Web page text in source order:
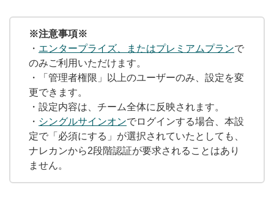
無料トライアル
ログイン
※注意事項※
・ エンタープライズ、またはプレミアムプランで
のみご利用いただけます。
・「管理者権限」以上のユーザーのみ、設定を変
更できます。
・設定内容は、チーム全体に反映されます。
・ シングルサインオンでログインする場合、本設
定で「必須にする」が選択されていたとしても、
ナレカンから2段階認証が要求されることはあり
ません。